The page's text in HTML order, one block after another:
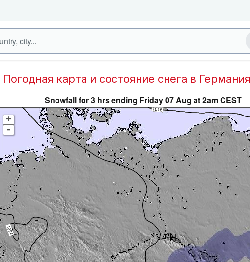
Погодная карта и состояние снега в Германия
Snowfall for 3 hrs ending Friday 07 Aug at 2am CEST
+
-